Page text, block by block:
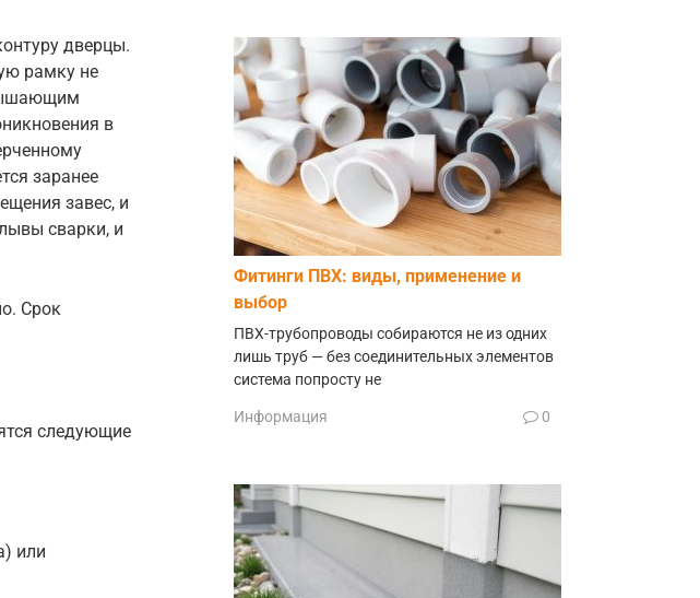
дверцы.
рамку не
в
заранее
завес, и
сварки, и
Срок
следующие
или
Фитинги ПВХ: виды, применение и
выбор
ПВХ-трубопроводы собираются не из одних
лишь труб — без соединительных элементов
система попросту не
Информация 0